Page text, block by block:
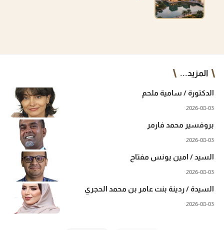
المزيد...
الدكتورة / سامية ملحم
2026-08-03
بروفسير محمد فارمر
2026-08-03
السيد / امين يونس مفتاح
2026-08-03
السيدة / ردينة بنت عامر بن محمد الحجري
2026-08-03